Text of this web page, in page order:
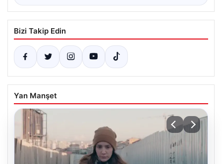
Bizi Takip Edin
Yan Manşet